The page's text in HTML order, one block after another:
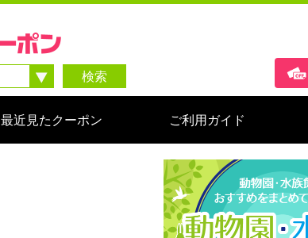
検索
最近見たクーポン ご利用ガイド